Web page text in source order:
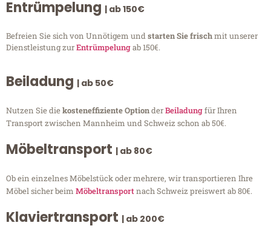
Entrümpelung | ab 150€
Befreien Sie sich von Unnötigem undstarten Sie frischmit unserer
Dienstleistung zurEntrümpelungab 150€.
Beiladung | ab 50€
Nutzen Sie diekosteneffiziente OptionderBeiladungfür Ihren
Transport zwischen Mannheim und Schweiz schon ab 50€.
Möbeltransport | ab 80€
Ob ein einzelnes Möbelstück oder mehrere, wir transportieren Ihre
Möbel sicher beim Möbeltransportnach Schweiz preiswert ab 80€.
Klaviertransport | ab 200€